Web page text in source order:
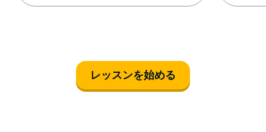
レッスンを始める